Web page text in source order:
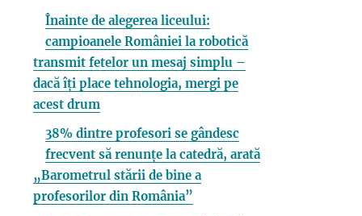
Înainte de alegerea liceului:
campioanele României la robotică
transmit fetelor un mesaj simplu –
dacă îți place tehnologia, mergi pe
acest drum
38% dintre profesori se gândesc
frecvent să renunțe la catedră, arată
„Barometrul stării de bine a
profesorilor din România”